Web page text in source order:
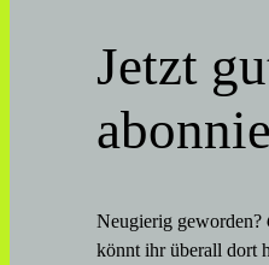
Jetzt
Neugierig geworden?
könnt ihr überall dort